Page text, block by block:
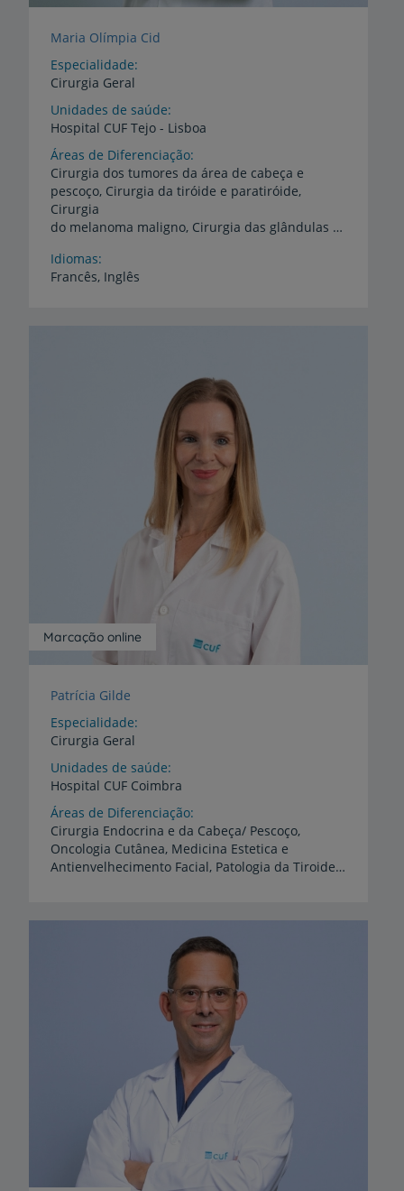
Maria Olímpia Cid
Especialidade
Cirurgia Geral
Unidades de saúde
Hospital CUF Tejo - Lisboa
Áreas de Diferenciação
Cirurgia dos tumores da área de cabeça e
pescoço, Cirurgia da tiróide e paratiróide,
Cirurgia
do melanoma maligno, Cirurgia das glândulas salivares
Idiomas
Francês, Inglês
Marcação online
Patrícia Gilde
Especialidade
Cirurgia Geral
Unidades de saúde
Hospital CUF Coimbra
Áreas de Diferenciação
Cirurgia Endocrina e da Cabeça/ Pescoço,
Oncologia Cutânea, Medicina Estetica e
Antienvelhecimento Facial, Patologia da Tiroide, Patologia Paratiroide